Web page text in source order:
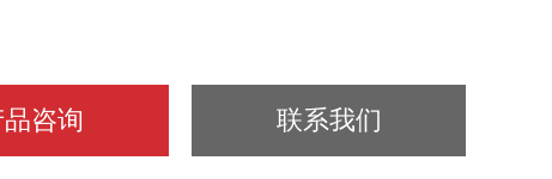
品咨询 联系我们